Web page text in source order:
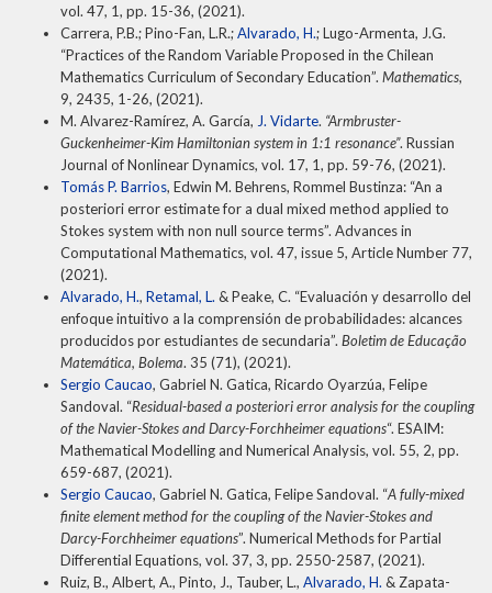
vol. 47, 1, pp. 15-36, (2021).
Carrera, P.B.; Pino-Fan, L.R.;Alvarado, H.; Lugo-Armenta, J.G.
“Practices of the Random Variable Proposed in the Chilean
Mathematics Curriculum of Secondary Education”. Mathematics,
9, 2435, 1-26, (2021).
M. Alvarez-Ramírez, A. García, J. Vidarte. “Armbruster-
Guckenheimer-Kim Hamiltonian system in 1:1 resonance”. Russian
Journal of Nonlinear Dynamics, vol. 17, 1, pp. 59-76, (2021).
Tomás P. Barrios, Edwin M. Behrens, Rommel Bustinza: “An a
posteriori error estimate for a dual mixed method applied to
Stokes system with non null source terms”. Advances in
Computational Mathematics, vol. 47, issue 5, Article Number 77,
(2021).
Alvarado, H., Retamal, L. & Peake, C. “Evaluación y desarrollo del
enfoque intuitivo a la comprensión de probabilidades: alcances
producidos por estudiantes de secundaria”. Boletim de Educação
Matemática, Bolema. 35 (71), (2021).
Sergio Caucao, Gabriel N. Gatica, Ricardo Oyarzúa, Felipe
Sandoval. “Residual-based a posteriori error analysis for the coupling
of the Navier-Stokes and Darcy-Forchheimer equations“. ESAIM:
Mathematical Modelling and Numerical Analysis, vol. 55, 2, pp.
659-687, (2021).
Sergio Caucao, Gabriel N. Gatica, Felipe Sandoval. “A fully-mixed
finite element method for the coupling of the Navier-Stokes and
Darcy-Forchheimer equations”. Numerical Methods for Partial
Differential Equations, vol. 37, 3, pp. 2550-2587, (2021).
Ruiz, B., Albert, A., Pinto, J., Tauber, L., Alvarado, H. & Zapata-